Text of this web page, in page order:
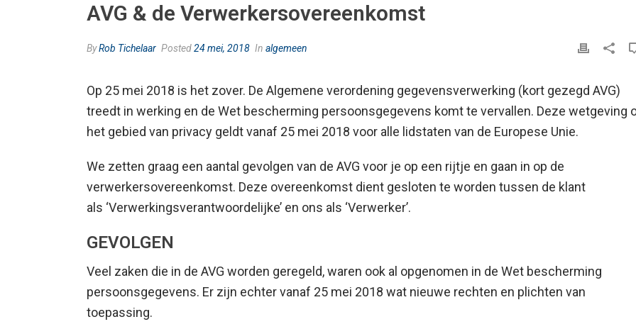
AVG & de Verwerkersovereenkomst
ByRob Tichelaar Posted24 mei, 2018 In algemeen
Op 25 mei 2018 is het zover. De Algemene verordening gegevensverwerking (kort gezegd AVG)
treedt in werking en de Wet bescherming persoonsgegevens komt te vervallen. Deze wetgeving
het gebied van privacy geldt vanaf 25 mei 2018 voor alle lidstaten van de Europese Unie.
We zetten graag een aantal gevolgen van de AVG voor je op een rijtje en gaan in op de
verwerkersovereenkomst. Deze overeenkomst dient gesloten te worden tussen de klant
als ‘Verwerkingsverantwoordelijke’ en ons als ‘Verwerker’.
GEVOLGEN
Veel zaken die in de AVG worden geregeld, waren ook al opgenomen in de Wet bescherming
persoonsgegevens. Er zijn echter vanaf 25 mei 2018 wat nieuwe rechten en plichten van
toepassing.